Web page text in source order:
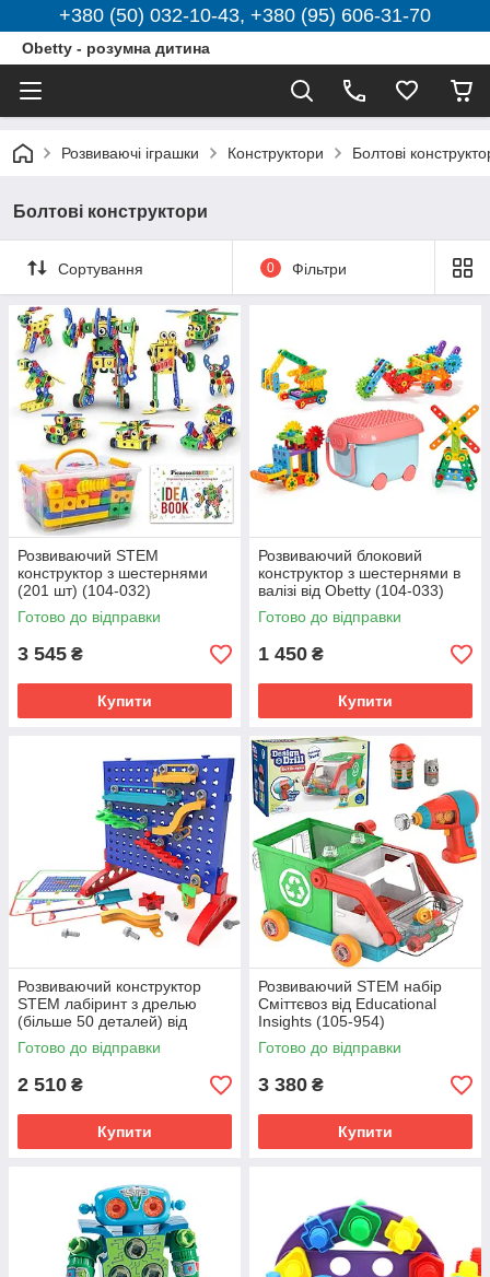
+380 (50) 032-10-43, +380 (95) 606-31-70
Obetty - розумна дитина
Розвиваючі іграшки Конструктори Болтові
Болтові конструктори
Сортування 0 Фільтри
Розвиваючий STEM
конструктор з шестернями
(201 шт) (104-032)
Готово до відправки
3 545 ₴
Купити
Розвиваючий блоковий
конструктор з шестернями в
валізі від Obetty (104-033)
Готово до відправки
1 450 ₴
Купити
Розвиваючий конструктор
STEM лабіринт з дрелью
(більше 50 деталей) від
Educational Insights (105-605)
Готово до відправки
2 510 ₴
Купити
Розвиваючий STEM набір
Сміттєвоз від Educational
Insights (105-954)
Готово до відправки
3 380 ₴
Купити